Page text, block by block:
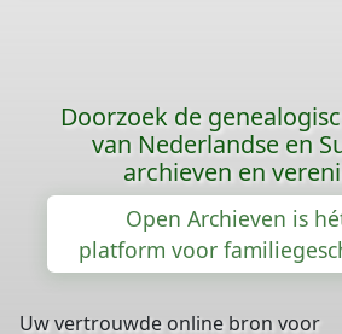
Doorzoek de
van Nederlandse en
archieven en
Open Archieven is
platform voor
Uw vertrouwde online bron voor